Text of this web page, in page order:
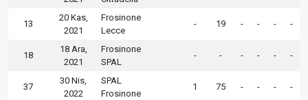
13
20 Kas,
2021
Frosinone
Lecce
- 19 - - - -
18
18 Ara,
2021
Frosinone
SPAL
- - - - - -
37
30 Nis,
2022
SPAL
Frosinone
1 75 - - - -